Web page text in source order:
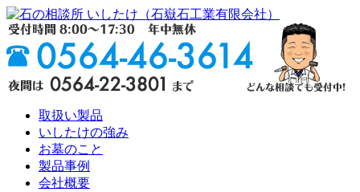
取扱い製品
いしたけの強み
お墓のこと
製品事例
会社概要